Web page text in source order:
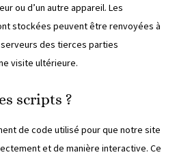
ou d’un autre appareil. Les
stockées peuvent être renvoyées à
des tierces parties
visite ultérieure.
scripts ?
de code utilisé pour que notre site
et de manière interactive. Ce